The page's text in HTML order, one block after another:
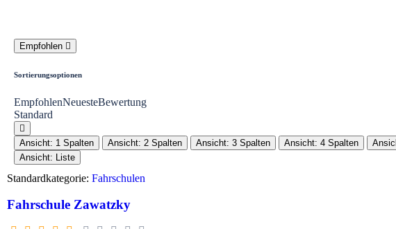
Empfohlen
Sortierungsoptionen
EmpfohlenNeuesteBewertung
Standard
Ansicht: 1 Spalten Ansicht: 2 Spalten Ansicht: 3 Spalten Ansicht: 4 Spalten
Ansicht: Liste
Standardkategorie: Fahrschulen
Fahrschule Zawatzky